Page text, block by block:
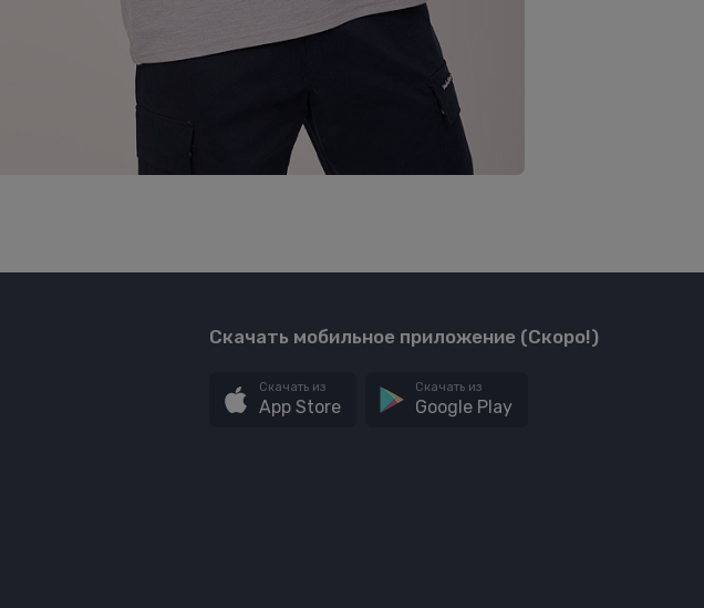
Скачать мобильное приложение (Скоро!)
Скачать из
App Store
Скачать из
Google Play